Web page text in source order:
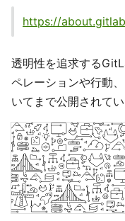
https://
透明性を追求する
ペレーションや行動
いてまで公開されて